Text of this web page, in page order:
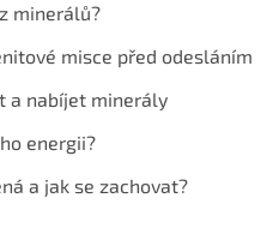
minerálů?
misce před odesláním
a nabíjet minerály
energii?
a jak se zachovat?